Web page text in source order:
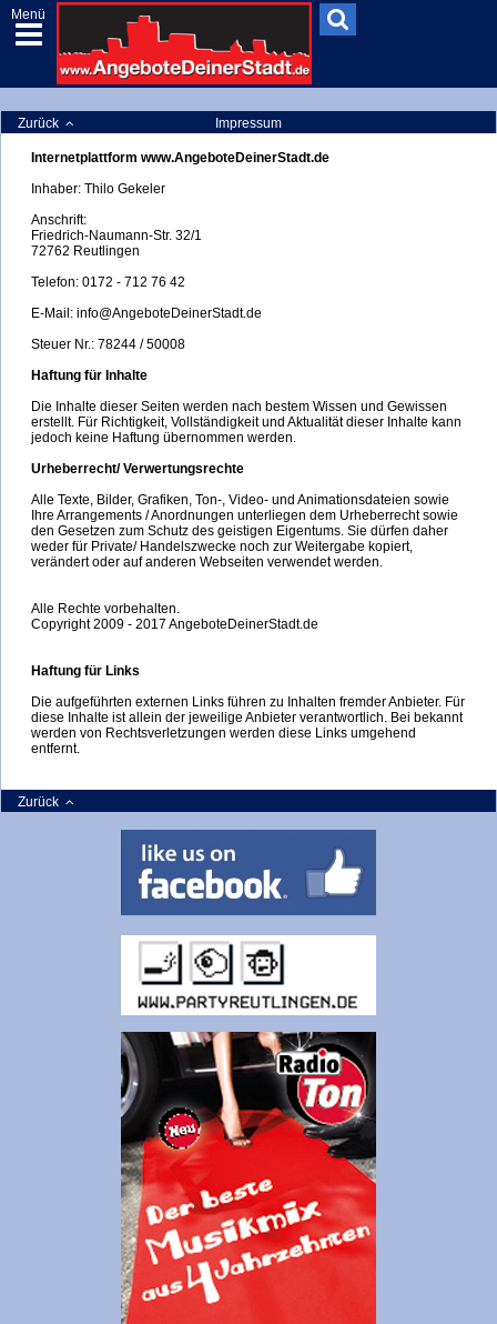
Menü
Zurück Impressum
Internetplattform www.AngeboteDeinerStadt.de
Inhaber: Thilo Gekeler
Anschrift:
Friedrich-Naumann-Str. 32/1
72762 Reutlingen
Telefon: 0172 - 712 76 42
E-Mail: info@AngeboteDeinerStadt.de
Steuer Nr.: 78244 / 50008
Haftung für Inhalte
Die Inhalte dieser Seiten werden nach bestem Wissen und Gewissen
erstellt. Für Richtigkeit, Vollständigkeit und Aktualität dieser Inhalte kann
jedoch keine Haftung übernommen werden.
Urheberrecht/ Verwertungsrechte
Alle Texte, Bilder, Grafiken, Ton-, Video- und Animationsdateien sowie
Ihre Arrangements / Anordnungen unterliegen dem Urheberrecht sowie
den Gesetzen zum Schutz des geistigen Eigentums. Sie dürfen daher
weder für Private/ Handelszwecke noch zur Weitergabe kopiert,
verändert oder auf anderen Webseiten verwendet werden.
Alle Rechte vorbehalten.
Copyright 2009 - 2017 AngeboteDeinerStadt.de
Haftung für Links
Die aufgeführten externen Links führen zu Inhalten fremder Anbieter. Für
diese Inhalte ist allein der jeweilige Anbieter verantwortlich. Bei bekannt
werden von Rechtsverletzungen werden diese Links umgehend
entfernt.
Zurück